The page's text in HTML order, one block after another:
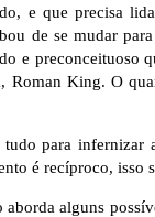
e que precisa
de se mudar
e preconceituoso
Roman King. O
para infernizar
é recíproco,
alguns